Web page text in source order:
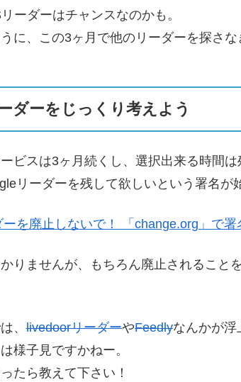
ーダーはチャンスなのかも。
に、この3ヶ月で他のリーダーを探さ
ダーをじっくり考えよう
ビスは3ヶ月続くし、選択出来る時間は
リーダーを残して欲しいという署名が
を廃止しないで！ 「change.org」で署
りませんが、もちろん廃止されること
、 livedoorリーダーやFeedlyなんかが浮
様子見ですかねー。
たら教えて下さい！